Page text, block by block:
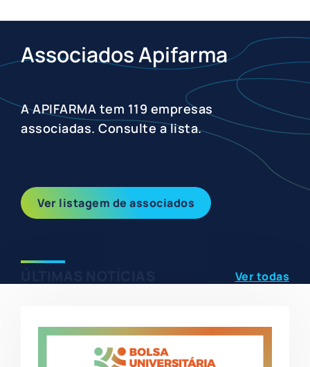
Associados Apifarma
A APIFARMA tem 119 empresas
associadas. Consulte a lista.
Ver listagem de associados
Ver todas
Slide